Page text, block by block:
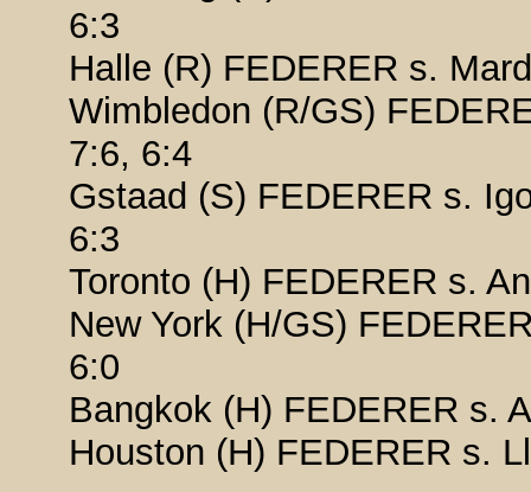
6:3
Halle (R) FEDERER s.
Wimbledon (R/GS)
7:6, 6:4
Gstaad (S) FEDERER s.
6:3
Toronto (H) FEDERER s.
New York (H/GS)
6:0
Bangkok (H) FEDERER s.
Houston (H) FEDERER s.